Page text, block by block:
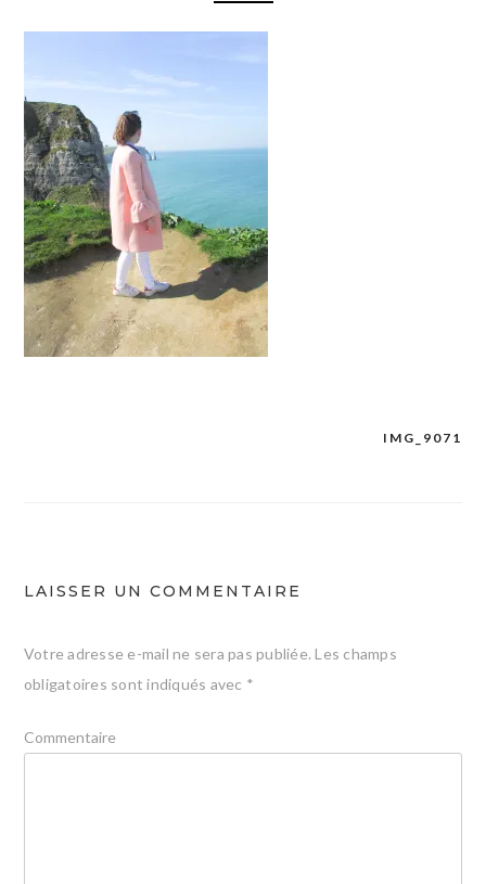
IMG_9071
LAISSER UN COMMENTAIRE
Votre adresse e-mail ne sera pas publiée. Les champs
obligatoires sont indiqués avec *
Commentaire